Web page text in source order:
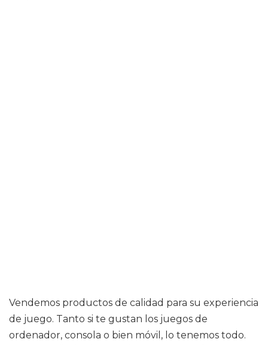
Vendemos productos de calidad para su experiencia
de juego. Tanto si te gustan los juegos de
ordenador, consola o bien móvil, lo tenemos todo.